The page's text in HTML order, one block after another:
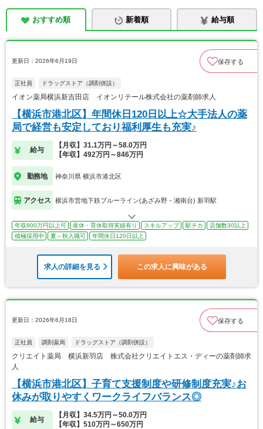
おすすめ順 新着順 給与順
更新日：2026年6月19日 保存する
正社員 ドラッグストア（調剤併設）
イオン薬局横浜新吉田店 イオンリテール株式会社の薬剤師求人
【横浜市港北区】年間休日120日以上☆大手法人の薬
局で経営も安定しており福利厚生も充実♪
給与
【月収】31.1万円～58.0万円
【年収】492万円～846万円
勤務地 神奈川県 横浜市港北区
アクセス 横浜市営地下鉄ブルーライン(あざみ野－湘南台) 新羽駅
年収800万円以上可 産休・育休取得実績有り スキルアップ 駅チカ
店舗数30以上
積極採用中
夏～秋入職可 年間休日120日以上
求人の詳細を見る この求人に興味がある
更新日：2026年6月18日 保存する
正社員 調剤薬局 ドラッグストア（調剤併設）
クリエイト薬局 横浜新羽店 株式会社クリエイトエス・ディーの薬剤師求
人
【横浜市港北区】子育て支援制度や研修制度充実♪お
休みが取りやすくワークライフバランス◎
給与
【月収】34.5万円～50.0万円
【年収】510万円～650万円